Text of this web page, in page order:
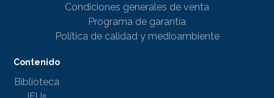
Condiciones generales de venta
Programa de garantía
Política de calidad y medioambiente
Contenido
Biblioteca